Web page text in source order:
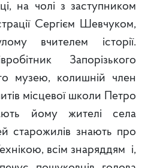
на чолі з заступником
Сергієм Шевчуком,
вчителем історії.
Запорізького
музею, колишній член
місцевої школи Петро
йому жителі села
старожилів знають про
всім знаряддям і,